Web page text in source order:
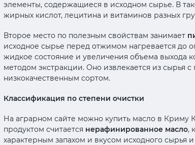
элементы, содержащиеся в исходном сырье. В
жирных кислот, лецитина и витаминов разных
Второе место по полезным свойствам занимает
исходное сырье перед отжимом нагревается до
жидкое состояние и увеличения объема выхода
методом экстракции. Оно извлекается из сырья
низкокачественным сортом.
Классификация по степени очистки
На аграрном сайте можно купить масло в Криму
продуктом считается нерафинированное масло,
характерным запахом и вкусом исходного